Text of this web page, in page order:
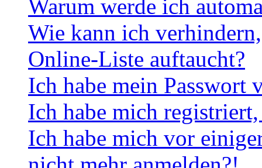
Warum werde ich
Wie kann ich
Online-Liste auftaucht?
Ich habe mein Passwort
Ich habe mich
Ich habe mich vor